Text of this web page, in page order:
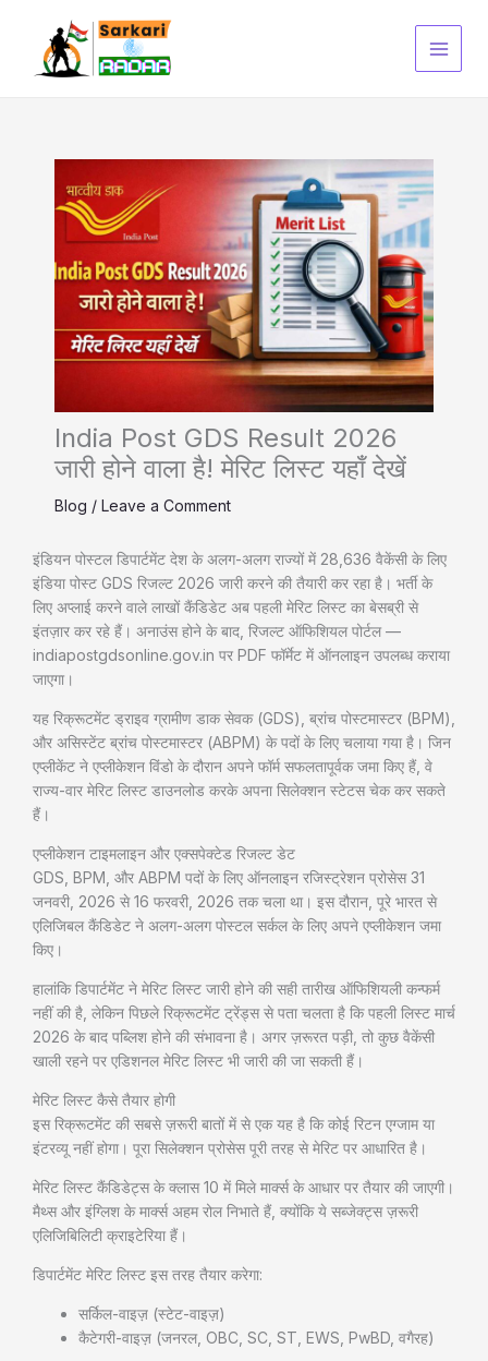
content
India Post GDS Result 2026
जारी होने वाला है! मेरिट लिस्ट यहाँ देखें
Blog / Leave a Comment
इंडियन पोस्टल डिपार्टमेंट देश के अलग-अलग राज्यों में 28,636 वैकेंसी के लिए
इंडिया पोस्ट GDS रिजल्ट 2026 जारी करने की तैयारी कर रहा है। भर्ती के
लिए अप्लाई करने वाले लाखों कैंडिडेट अब पहली मेरिट लिस्ट का बेसब्री से
इंतज़ार कर रहे हैं। अनाउंस होने के बाद, रिजल्ट ऑफिशियल पोर्टल —
indiapostgdsonline.gov.in पर PDF फॉर्मेट में ऑनलाइन उपलब्ध कराया
जाएगा।
यह रिक्रूटमेंट ड्राइव ग्रामीण डाक सेवक (GDS), ब्रांच पोस्टमास्टर (BPM),
और असिस्टेंट ब्रांच पोस्टमास्टर (ABPM) के पदों के लिए चलाया गया है। जिन
एप्लीकेंट ने एप्लीकेशन विंडो के दौरान अपने फॉर्म सफलतापूर्वक जमा किए हैं, वे
राज्य-वार मेरिट लिस्ट डाउनलोड करके अपना सिलेक्शन स्टेटस चेक कर सकते
हैं।
एप्लीकेशन टाइमलाइन और एक्सपेक्टेड रिजल्ट डेट
GDS, BPM, और ABPM पदों के लिए ऑनलाइन रजिस्ट्रेशन प्रोसेस 31
जनवरी, 2026 से 16 फरवरी, 2026 तक चला था। इस दौरान, पूरे भारत से
एलिजिबल कैंडिडेट ने अलग-अलग पोस्टल सर्कल के लिए अपने एप्लीकेशन जमा
किए।
हालांकि डिपार्टमेंट ने मेरिट लिस्ट जारी होने की सही तारीख ऑफिशियली कन्फर्म
नहीं की है, लेकिन पिछले रिक्रूटमेंट ट्रेंड्स से पता चलता है कि पहली लिस्ट मार्च
2026 के बाद पब्लिश होने की संभावना है। अगर ज़रूरत पड़ी, तो कुछ वैकेंसी
खाली रहने पर एडिशनल मेरिट लिस्ट भी जारी की जा सकती हैं।
मेरिट लिस्ट कैसे तैयार होगी
इस रिक्रूटमेंट की सबसे ज़रूरी बातों में से एक यह है कि कोई रिटन एग्जाम या
इंटरव्यू नहीं होगा। पूरा सिलेक्शन प्रोसेस पूरी तरह से मेरिट पर आधारित है।
मेरिट लिस्ट कैंडिडेट्स के क्लास 10 में मिले मार्क्स के आधार पर तैयार की जाएगी।
मैथ्स और इंग्लिश के मार्क्स अहम रोल निभाते हैं, क्योंकि ये सब्जेक्ट्स ज़रूरी
एलिजिबिलिटी क्राइटेरिया हैं।
डिपार्टमेंट मेरिट लिस्ट इस तरह तैयार करेगा:
सर्किल-वाइज़ (स्टेट-वाइज़)
कैटेगरी-वाइज़ (जनरल, OBC, SC, ST, EWS, PwBD, वगैरह)